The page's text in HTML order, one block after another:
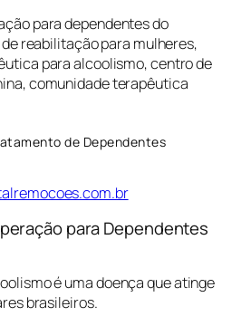
para dependentes do
reabilitação para mulheres,
para alcoolismo, centro de
comunidade terapêutica
de Dependentes
para Dependentes
é uma doença que atinge
brasileiros.